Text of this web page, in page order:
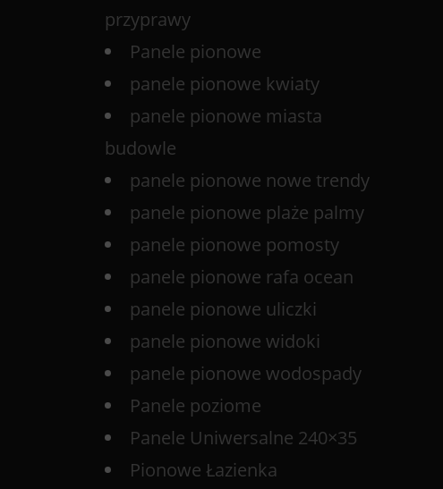
przyprawy
Panele pionowe
panele pionowe kwiaty
panele pionowe miasta
budowle
panele pionowe nowe trendy
panele pionowe plaże palmy
panele pionowe pomosty
panele pionowe rafa ocean
panele pionowe uliczki
panele pionowe widoki
panele pionowe wodospady
Panele poziome
Panele Uniwersalne 240×35
Pionowe Łazienka